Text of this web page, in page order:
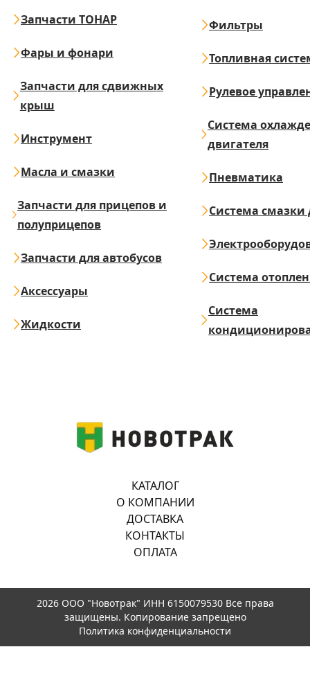
Запчасти ТОНАР
Фары и фонари
Запчасти для сдвижных
крыш
Инструмент
Масла и смазки
Запчасти для прицепов и
полуприцепов
Запчасти для автобусов
Аксессуары
Жидкости
Фильтры
Топливная
Рулевое
Система
двигателя
Пневматика
Система смазки
Система
Система
КАТАЛОГ
О КОМПАНИИ
ДОСТАВКА
КОНТАКТЫ
ОПЛАТА
2026 ООО "Новотрак" ИНН 6150079530 Все права
защищены. Копирование запрещено
Политика конфиденциальности